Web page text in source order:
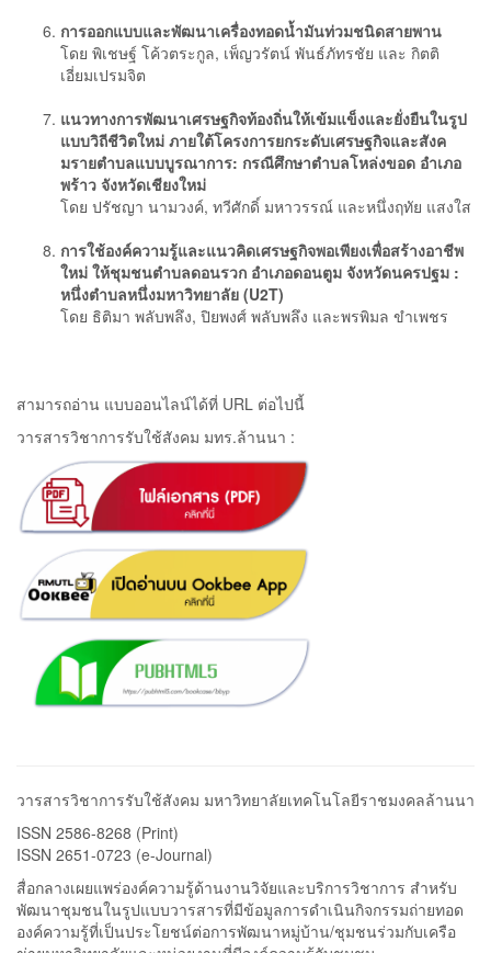
การออกแบบและพัฒนาเครื่องทอดน้ำมันท่วมชนิดสายพาน
โดย พิเชษฐ์ โค้วตระกูล, เพ็ญวรัตน์ พันธ์ภัทรชัย และ กิตติ
เอี่ยมเปรมจิต
แนวทางการพัฒนาเศรษฐกิจท้องถิ่นให้เข้มแข็งและยั่งยืนในรูป
แบบวิถีชีวิตใหม่ ภายใต้โครงการยกระดับเศรษฐกิจและสังค
มรายตําบลแบบบูรณาการ: กรณีศึกษาตําบลโหล่งขอด อําเภอ
พร้าว จังหวัดเชียงใหม่
โดย ปรัชญา นามวงค์, ทวีศักดิ์ มหาวรรณ์ และหนึ่งฤทัย แสงใส
การใช้องค์ความรู้และแนวคิดเศรษฐกิจพอเพียงเพื่อสร้างอาชีพ
ใหม่ ให้ชุมชนตําบลดอนรวก อําเภอดอนตูม จังหวัดนครปฐม :
หนึ่งตําบลหนึ่งมหาวิทยาลัย (U2T)
โดย ธิติมา พลับพลึง, ปิยพงศ์ พลับพลึง และพรพิมล ขำเพชร
สามารถอ่าน แบบออนไลน์ได้ที่ URL ต่อไปนี้
วารสารวิชาการรับใช้สังคม มทร.ล้านนา :
วารสารวิชาการรับใช้สังคม มหาวิทยาลัยเทคโนโลยีราชมงคลล้านนา
ISSN 2586-8268 (Print)
ISSN 2651-0723 (e-Journal)
สื่อกลางเผยแพร่องค์ความรู้ด้านงานวิจัยและบริการวิชาการ สำหรับ
พัฒนาชุมชนในรูปแบบวารสารที่มีข้อมูลการดำเนินกิจกรรมถ่ายทอด
องค์ความรู้ที่เป็นประโยชน์ต่อการพัฒนาหมู่บ้าน/ชุมชนร่วมกับเครือ